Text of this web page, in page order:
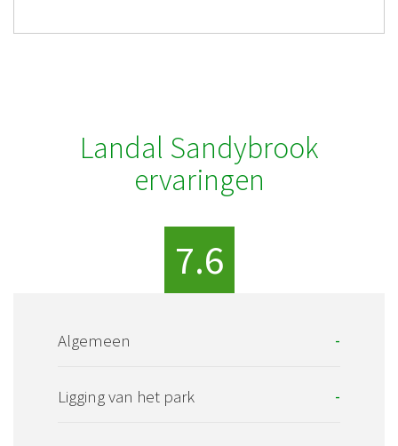
Landal Sandybrook
ervaringen
7.6
Algemeen -
Ligging van het park -